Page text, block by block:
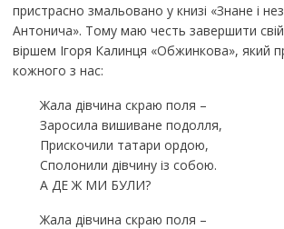
пристрасно змальовано у книзі «Знане і
Антонича». Тому маю честь завершити
віршем Ігоря Калинця «Обжинкова», який
кожного з нас:
Жала дівчина скраю поля –
Заросила вишиване подолля,
Прискочили татари ордою,
Сполонили дівчину із собою.
А ДЕ Ж МИ БУЛИ?
Жала дівчина скраю поля –